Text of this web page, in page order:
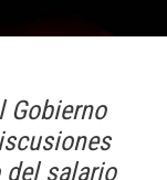
Gobierno
del salario